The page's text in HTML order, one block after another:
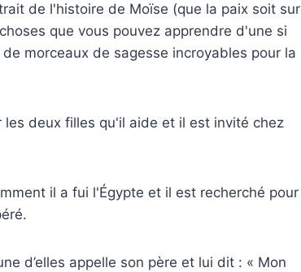
de l'histoire de Moïse (que la paix soit sur
que vous pouvez apprendre d'une si
morceaux de sagesse incroyables pour la
deux filles qu'il aide et il est invité chez
il a fui l'Égypte et il est recherché pour
d’elles appelle son père et lui dit : « Mon